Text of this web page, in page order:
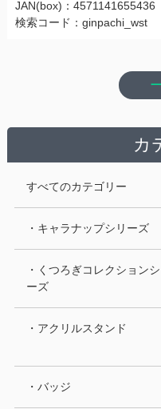
JAN(box)：4571141655436
検索コード：ginpachi_wst
カ
すべてのカテゴリー
・キャラナップシリーズ
・くつろぎコレクションシ
ーズ
・アクリルスタンド
・バッジ